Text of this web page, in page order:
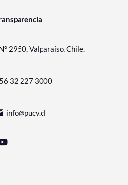
2950, Valparaíso, Chile.
56 32 227 3000
info@pucv.cl